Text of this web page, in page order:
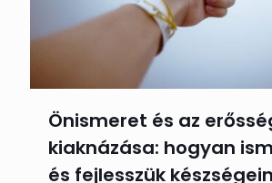
Önismeret és az
kiaknázása: hogyan
és fejlesszük